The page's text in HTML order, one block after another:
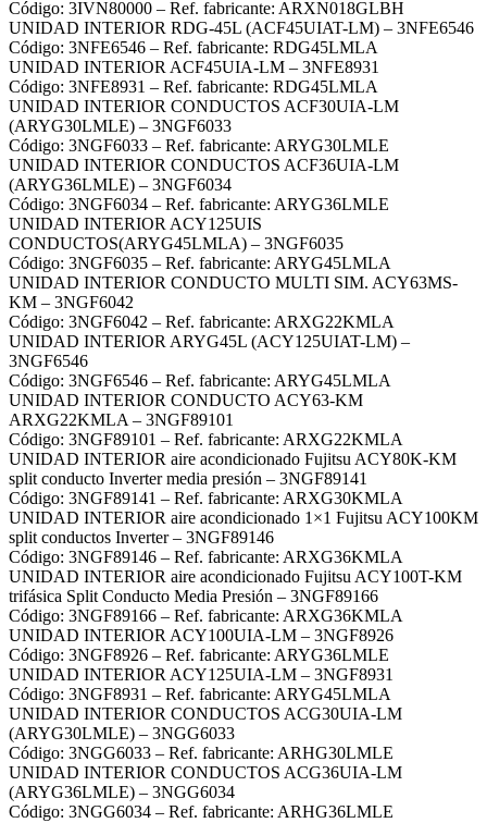
Código: 3IVN80000 – Ref. fabricante: ARXN018GLBH
UNIDAD INTERIOR RDG-45L (ACF45UIAT-LM) – 3NFE6546
Código: 3NFE6546 – Ref. fabricante: RDG45LMLA
UNIDAD INTERIOR ACF45UIA-LM – 3NFE8931
Código: 3NFE8931 – Ref. fabricante: RDG45LMLA
UNIDAD INTERIOR CONDUCTOS ACF30UIA-LM
(ARYG30LMLE) – 3NGF6033
Código: 3NGF6033 – Ref. fabricante: ARYG30LMLE
UNIDAD INTERIOR CONDUCTOS ACF36UIA-LM
(ARYG36LMLE) – 3NGF6034
Código: 3NGF6034 – Ref. fabricante: ARYG36LMLE
UNIDAD INTERIOR ACY125UIS
CONDUCTOS(ARYG45LMLA) – 3NGF6035
Código: 3NGF6035 – Ref. fabricante: ARYG45LMLA
UNIDAD INTERIOR CONDUCTO MULTI SIM. ACY63MS-
KM – 3NGF6042
Código: 3NGF6042 – Ref. fabricante: ARXG22KMLA
UNIDAD INTERIOR ARYG45L (ACY125UIAT-LM) –
3NGF6546
Código: 3NGF6546 – Ref. fabricante: ARYG45LMLA
UNIDAD INTERIOR CONDUCTO ACY63-KM
ARXG22KMLA – 3NGF89101
Código: 3NGF89101 – Ref. fabricante: ARXG22KMLA
UNIDAD INTERIOR aire acondicionado Fujitsu ACY80K-KM
split conducto Inverter media presión – 3NGF89141
Código: 3NGF89141 – Ref. fabricante: ARXG30KMLA
UNIDAD INTERIOR aire acondicionado 1×1 Fujitsu ACY100KM
split conductos Inverter – 3NGF89146
Código: 3NGF89146 – Ref. fabricante: ARXG36KMLA
UNIDAD INTERIOR aire acondicionado Fujitsu ACY100T-KM
trifásica Split Conducto Media Presión – 3NGF89166
Código: 3NGF89166 – Ref. fabricante: ARXG36KMLA
UNIDAD INTERIOR ACY100UIA-LM – 3NGF8926
Código: 3NGF8926 – Ref. fabricante: ARYG36LMLE
UNIDAD INTERIOR ACY125UIA-LM – 3NGF8931
Código: 3NGF8931 – Ref. fabricante: ARYG45LMLA
UNIDAD INTERIOR CONDUCTOS ACG30UIA-LM
(ARYG30LMLE) – 3NGG6033
Código: 3NGG6033 – Ref. fabricante: ARHG30LMLE
UNIDAD INTERIOR CONDUCTOS ACG36UIA-LM
(ARYG36LMLE) – 3NGG6034
Código: 3NGG6034 – Ref. fabricante: ARHG36LMLE